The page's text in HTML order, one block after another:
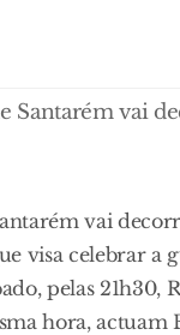
Santarém vai
vai
visa celebrar a
pelas 21h30,
hora,